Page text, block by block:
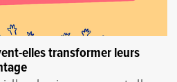
elles transformer leurs